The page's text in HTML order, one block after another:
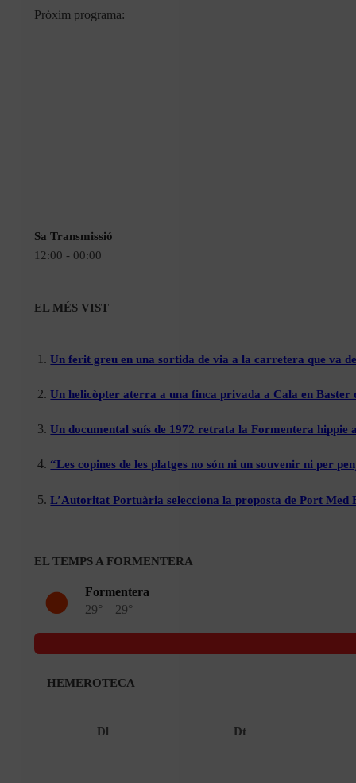
Pròxim programa:
Sa Transmissió
12:00 - 00:00
EL MÉS VIST
Un ferit greu en una sortida de via a la carretera que va
Un helicòpter aterra a una finca privada a Cala en
Un documental suís de 1972 retrata la Formentera
“Les copines de les platges no són ni un souvenir ni per
L’Autoritat Portuària selecciona la proposta de Port
EL TEMPS A FORMENTERA
Formentera
29° – 29°
HEMEROTECA
Dl Dt